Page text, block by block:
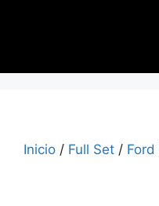
Inicio / Full Set / Ford